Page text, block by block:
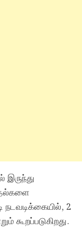
இருந்து
நடவடிக்கையில், 2
கூறப்படுகிறது.